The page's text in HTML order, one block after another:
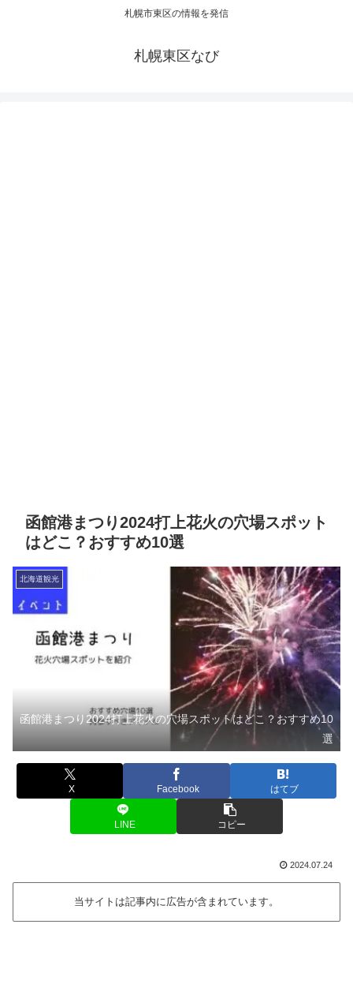
札幌市東区の情報を発信
札幌東区なび
函館港まつり2024打上花火の穴場スポット
はどこ？おすすめ10選
北海道観光
函館港まつり2024打上花火の穴場スポットはどこ？おすすめ10
選
X Facebook はてブ
LINE コピー
2024.07.24
当サイトは記事内に広告が含まれています。